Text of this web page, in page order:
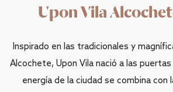
Upon Vila
Inspirado en las tradicionales y
Alcochete, Upon Vila nació a las
energía de la ciudad se combina con